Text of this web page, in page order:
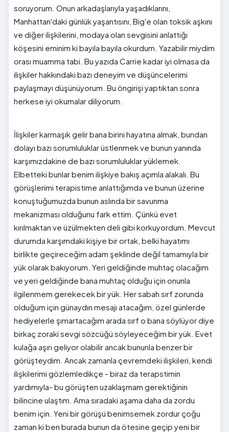
soruyorum. Onun arkadaşlarıyla yaşadıklarını,
Manhattan'daki günlük yaşantısını, Big'e olan toksik aşkını
ve diğer ilişkilerini, modaya olan sevgisini anlattığı
köşesini eminim ki bayıla bayıla okurdum. Yazabilir miydim
orası muamma tabi. Bu yazıda Carrie kadar iyi olmasa da
ilişkiler hakkındaki bazı deneyim ve düşüncelerimi
paylaşmayı düşünüyorum. Bu öngirişi yaptıktan sonra
herkese iyi okumalar diliyorum.
İlişkiler karmaşık gelir bana birini hayatına almak, bundan
dolayı bazı sorumluluklar üstlenmek ve bunun yanında
karşımızdakine de bazı sorumluluklar yüklemek.
Elbetteki bunlar benim ilişkiye bakış açımla alakalı. Bu
görüşlerimi terapistime anlattığımda ve bunun üzerine
konuştuğumuzda bunun aslında bir savunma
mekanizması olduğunu fark ettim. Çünkü evet
kırılmaktan ve üzülmekten deli gibi korkuyordum. Mevcut
durumda karşımdaki kişiye bir ortak, belki hayatımı
birlikte geçireceğim adam şeklinde değil tamamıyla bir
yük olarak bakıyorum. Yeri geldiğinde muhtaç olacağım
ve yeri geldiğinde bana muhtaç olduğu için onunla
ilgilenmem gerekecek bir yük. Her sabah sırf zorunda
olduğum için günaydın mesajı atacağım, özel günlerde
hediyelerle şımartacağım arada sırf o bana söylüyor diye
birkaç zoraki sevgi sözcüğü söyleyeceğim bir yük. Evet
kulağa aşırı geliyor olabilir ancak bununla benzer bir
görüşteydim. Ancak zamanla çevremdeki ilişkileri, kendi
ilişkilerimi gözlemledikçe - biraz da terapstimin
yardımıyla- bu görüşten uzaklaşmam gerektiğinin
bilincine ulaştım. Ama sıradaki aşama daha da zordu
benim için. Yeni bir görüşü benimsemek zordur çoğu
zaman ki ben burada bunun da ötesine geçip yeni bir